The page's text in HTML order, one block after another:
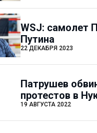
WSJ: самолет
Путина
22 ДЕКАБРЯ 2023
Патрушев
протестов в
19 АВГУСТА 2022